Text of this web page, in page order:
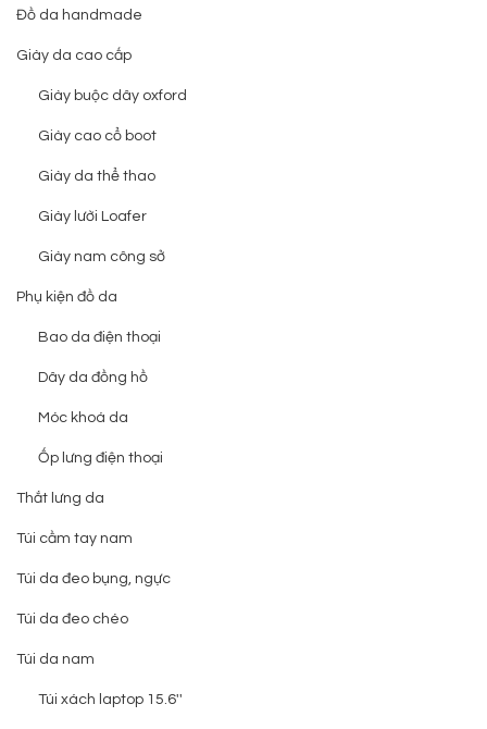
Đồ da handmade
Giày da cao cấp
Giày buộc dây oxford
Giày cao cổ boot
Giày da thể thao
Giày lười Loafer
Giày nam công sở
Phụ kiện đồ da
Bao da điện thoại
Dây da đồng hồ
Móc khoá da
Ốp lưng điện thoại
Thắt lưng da
Túi cầm tay nam
Túi da đeo bụng, ngực
Túi da đeo chéo
Túi da nam
Túi xách laptop 15.6''